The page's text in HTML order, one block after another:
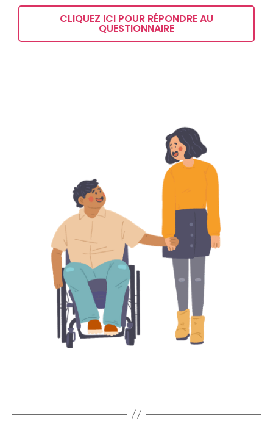
CLIQUEZ ICI POUR RÉPONDRE AU
QUESTIONNAIRE